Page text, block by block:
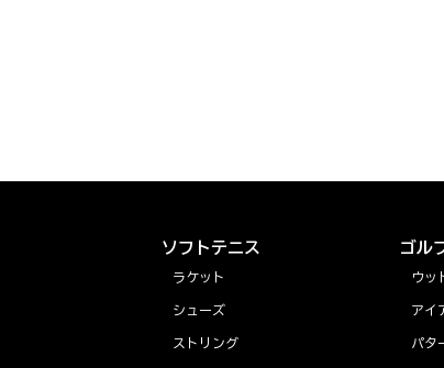
ソフトテニス
ラケット
シューズ
ストリング
ゴル
ウッ
アイ
パタ